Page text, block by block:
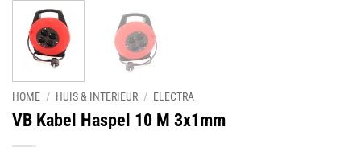
HOME / HUIS & INTERIEUR / ELECTRA
VB Kabel Haspel 10 M 3x1mm